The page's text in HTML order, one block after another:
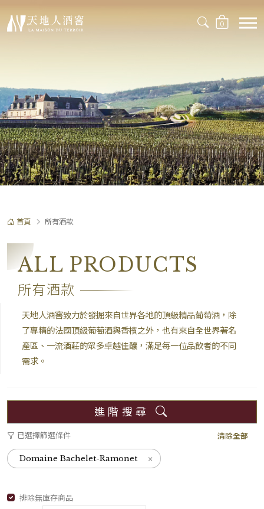
0
首頁 所有酒款
ALL PRODUCTS
所有酒款
天地人酒窖致力於發掘來自世界各地的頂級精品葡萄酒，除
了專精的法國頂級葡萄酒與香檳之外，也有來自全世界著名
產區、一流酒莊的眾多卓越佳釀，滿足每一位品飲者的不同
需求。
進階搜尋
已選擇篩選條件 清除全部
×
Domaine Bachelet-Ramonet
排除無庫存商品